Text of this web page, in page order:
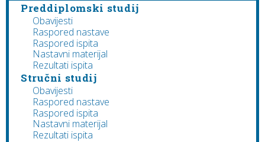
Preddiplomski studij
Obavijesti
Raspored nastave
Raspored ispita
Nastavni materijal
Rezultati ispita
Stručni studij
Obavijesti
Raspored nastave
Raspored ispita
Nastavni materijal
Rezultati ispita